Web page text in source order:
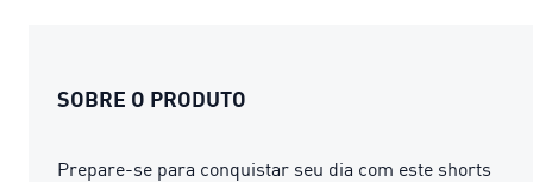
SOBRE O PRODUTO
Prepare-se para conquistar seu dia com este shorts